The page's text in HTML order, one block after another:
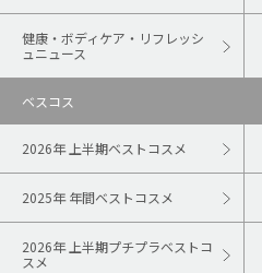
健康・ボディケア・リフレッシ
ュニュース
ベスコス
2026年 上半期ベストコスメ
2025年 年間ベストコスメ
2026年 上半期プチプラベストコ
スメ